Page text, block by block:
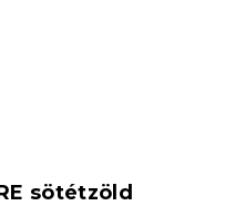
sötétzöld